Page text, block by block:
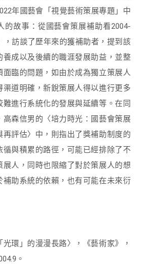
年國藝會「視覺藝術策展專題」中
的故事：從國藝會策展補助看2004-
，訪談了歷年來的獲補助者，提到該
養成以及後續的職涯發展助益，並整
臨的問題，如由於成為獨立策展人
渠道明確，新銳策展人得以進行更多
進行系統化的發展與延續等。在同
高森信男的〈培力時光：國藝會策展
評估〉中，則指出了獎補助制度的
循與積累的路徑，可能已經排除了不
人，同時也限縮了對於策展人的想
補助系統的依賴，也有可能在未來衍
環」的漫漫長路〉，《藝術家》，
。